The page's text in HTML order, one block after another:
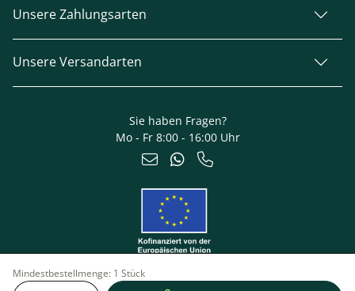
Mindestbestellmenge: 1 Stück
Unsere Zahlungsarten
Unsere Versandarten
Sie haben Fragen?
Mo - Fr 8:00 - 16:00 Uhr